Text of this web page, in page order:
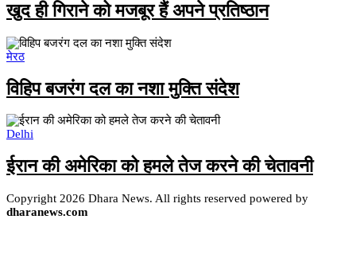
खुद ही गिराने को मजबूर हैं अपने प्रतिष्ठान
मेरठ
विहिप बजरंग दल का नशा मुक्ति संदेश
Delhi
ईरान की अमेरिका को हमले तेज करने की चेतावनी
Copyright 2026 Dhara News. All rights reserved powered by
dharanews.com